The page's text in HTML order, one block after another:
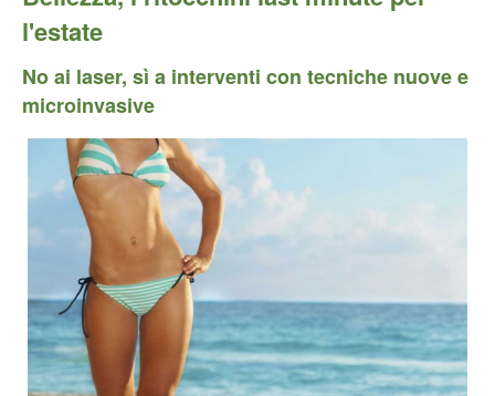
l'estate
No ai laser, sì a interventi con tecniche nuove e
microinvasive